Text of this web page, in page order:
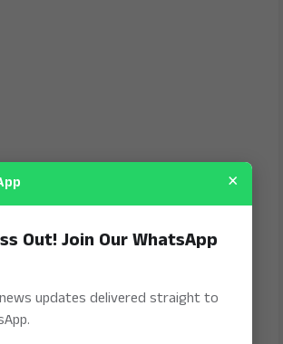
×
Out! Join Our WhatsApp
updates delivered straight to